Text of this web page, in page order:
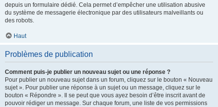
depuis un formulaire dédié. Cela permet d’empêcher une utilisation abusive
du système de messagerie électronique par des utilisateurs malveillants ou
des robots.
Haut
Problèmes de publication
Comment puis-je publier un nouveau sujet ou une réponse ?
Pour publier un nouveau sujet dans un forum, cliquez sur le bouton « Nouveau
sujet ». Pour publier une réponse à un sujet ou un message, cliquez sur le
bouton « Répondre ». Il se peut que vous ayez besoin d’être inscrit avant de
pouvoir rédiger un message. Sur chaque forum, une liste de vos permissions